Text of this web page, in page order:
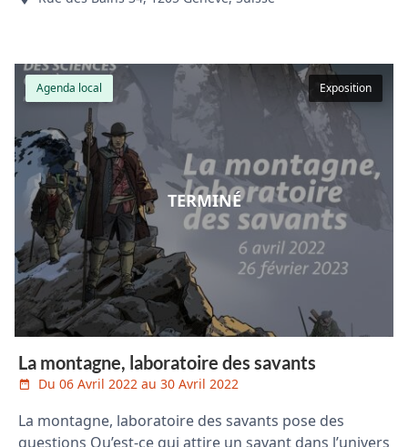
Exposition
Agenda local
TERMINÉ
La montagne, laboratoire des savants
Du 06 Avril 2022 au 30 Avril 2022
La montagne, laboratoire des savants pose des
questions Qu’est-ce qui attire un savant dans l’univers